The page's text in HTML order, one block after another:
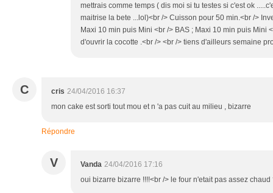
mettrais comme temps ( dis moi si tu testes si c'est ok
maitrise la bete ...lol)<br /> Cuisson pour 50 min.<br />
Maxi 10 min puis Mini <br /> BAS ; Maxi 10 min puis Mini
d'ouvrir la cocotte .<br /> <br /> tiens d'ailleurs semaine
C cris 24/04/2016 16:37
mon cake est sorti tout mou et n 'a pas cuit au milieu , bizarre
Répondre
V Vanda 24/04/2016 17:16
oui bizarre bizarre !!!!<br /> le four n'etait pas assez chaud